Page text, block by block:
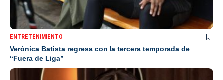
ENTRETENIMIENTO
Verónica Batista regresa con la tercera temporada de
“Fuera de Liga”